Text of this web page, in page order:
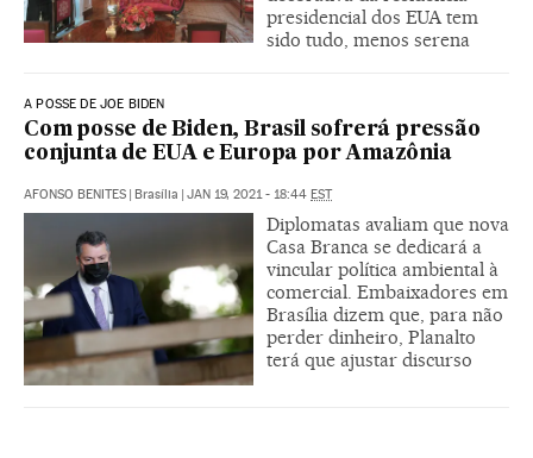
presidencial dos EUA tem
sido tudo, menos serena
A POSSE DE JOE BIDEN
Com posse de Biden, Brasil sofrerá pressão
conjunta de EUA e Europa por Amazônia
AFONSO BENITES Brasília JAN 19, 2021 - 18:44 EST
Diplomatas avaliam que nova
Casa Branca se dedicará a
vincular política ambiental à
comercial. Embaixadores em
Brasília dizem que, para não
perder dinheiro, Planalto
terá que ajustar discurso